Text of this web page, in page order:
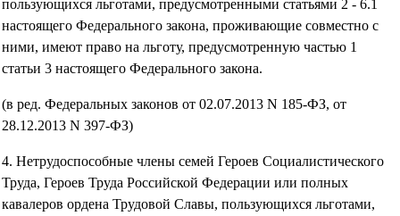
пользующихся льготами, предусмотренными статьями 2 - 6.1
настоящего Федерального закона, проживающие совместно с
ними, имеют право на льготу, предусмотренную частью 1
статьи 3 настоящего Федерального закона.
(в ред. Федеральных законов от 02.07.2013 N 185-ФЗ, от
28.12.2013 N 397-ФЗ)
4. Нетрудоспособные члены семей Героев Социалистического
Труда, Героев Труда Российской Федерации или полных
кавалеров ордена Трудовой Славы, пользующихся льготами,